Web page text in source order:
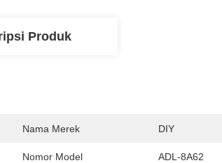
Produk
Nama Merek DIY
Nomor Model ADL-8A62